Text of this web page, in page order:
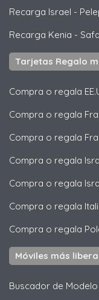
Recarga Israel -
Recarga Kenia -
Tarjetas Regalo
Compra o regala
Compra o regala
Compra o regala
Compra o regala
Compra o regala
Compra o regala
Compra o regala
Móviles más
Buscador de Modelo